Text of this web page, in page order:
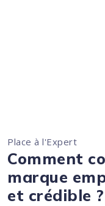
Place à l'Expert
Comment
marque
et crédible ?